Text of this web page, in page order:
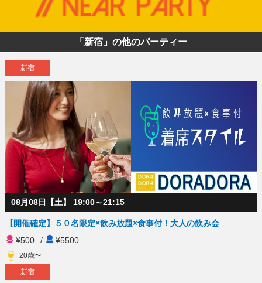
「新宿」の他のパーティー
新宿
08月08日【土】 19:00～21:15
【開催確定】５０名限定×飲み放題×食事付！大人の飲み会
¥500
/ ¥5500
20歳〜
新宿